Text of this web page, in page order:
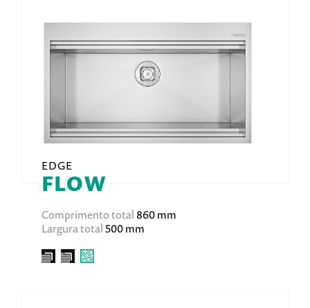
EDGE
FLOW
Comprimento total 860 mm
Largura total500 mm